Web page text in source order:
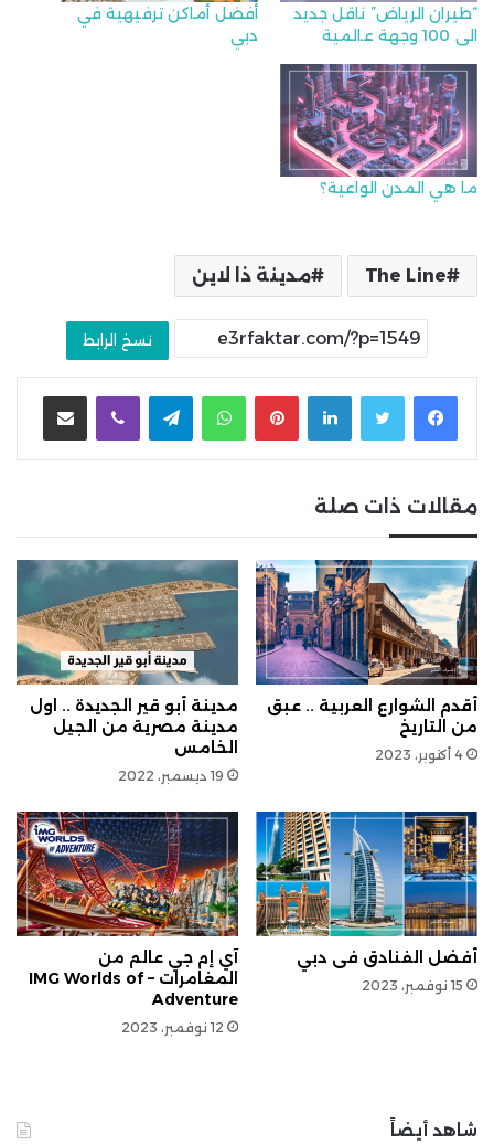
“طيران الرياض” ناقل جديد
الى 100 وجهة عالمية
أفضل أماكن ترفيهية في
دبي
ما هي المدن الواعية؟
The Line مدينة ذا لاين
نسخ الرابط
لينكدإنبينتيريستواتسابتيلقرامڤايبر مشاركة عبر البريد
مقالات ذات صلة
أقدم الشوارع العربية .. عبق
من التاريخ
4 أكتوبر، 2023
مدينة أبو قير الجديدة .. اول
مدينة مصرية من الجيل
الخامس
19 ديسمبر، 2022
أفضل الفنادق فى دبي
15 نوفمبر، 2023
آي إم جي عالم من
المغامرات – IMG Worlds of
Adventure
12 نوفمبر، 2023
شاهد أيضاً